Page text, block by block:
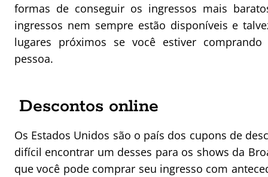
formas de conseguir os ingressos mais
ingressos nem sempre estão disponíveis e
lugares próximos se você estiver
pessoa.
Descontos online
Os Estados Unidos são o país dos cupons de
difícil encontrar um desses para os shows da
que você pode comprar seu ingresso com